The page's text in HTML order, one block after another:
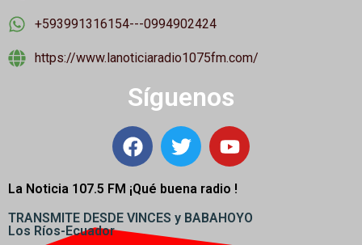
+593991316154---0994902424
https://www.lanoticiaradio1075fm.com/
Síguenos
La Noticia 107.5 FM ¡Qué buena radio !
TRANSMITE DESDE VINCES y BABAHOYO
Los Ríos-Ecuador